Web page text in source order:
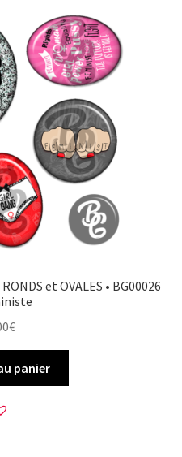
et OVALES • BG00026
€
panier